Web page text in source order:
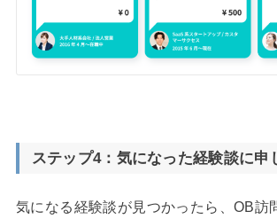
ステップ4：気になった経験談に申
気になる経験談が見つかったら、OB訪